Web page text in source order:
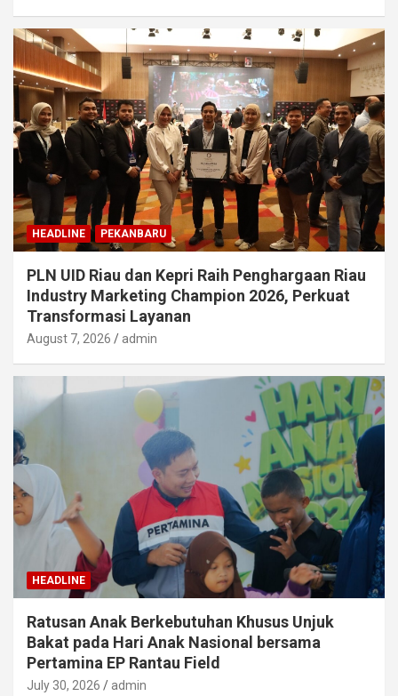
HEADLINE PEKANBARU
PLN UID Riau dan Kepri Raih Penghargaan Riau
Industry Marketing Champion 2026, Perkuat
Transformasi Layanan
August 7, 2026 admin
HEADLINE
Ratusan Anak Berkebutuhan Khusus Unjuk
Bakat pada Hari Anak Nasional bersama
Pertamina EP Rantau Field
July 30, 2026 admin